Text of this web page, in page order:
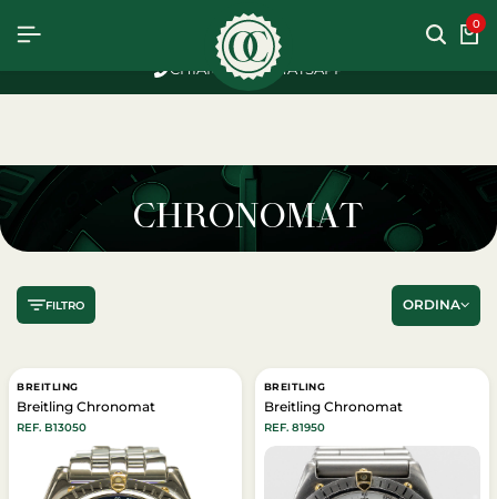
CHIAMACI WHATSAPP
0
CHRONOMAT
FILTRO ORDINA
BREITLING
Breitling Chronomat
REF. B13050
BREITLING
Breitling Chronomat
REF. 81950